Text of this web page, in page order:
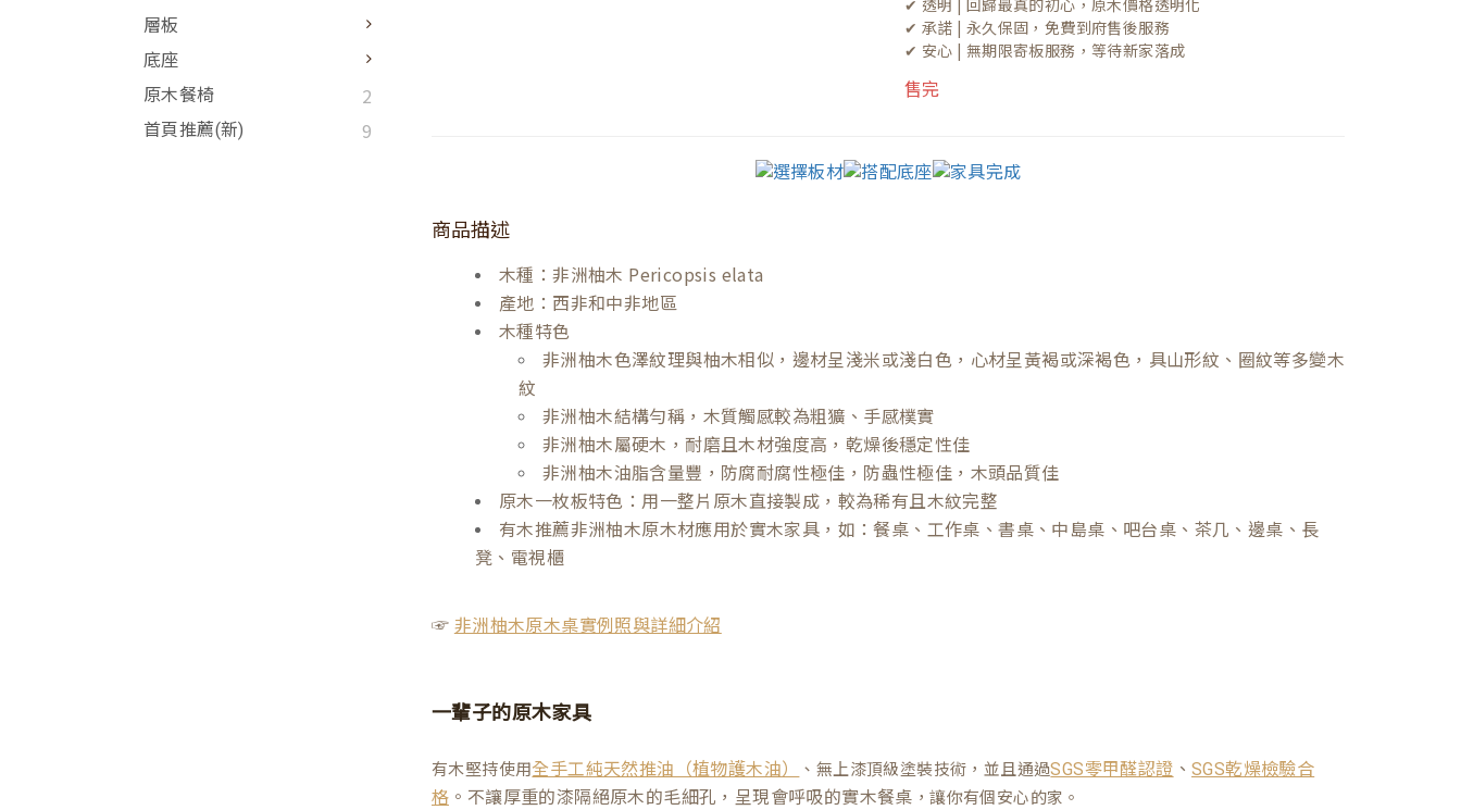
層板
底座
原木餐椅
2
首頁推薦(新) 9
✔ 透明 | 回歸最真的初心，原木價格透明化
✔ 承諾 | 永久保固，免費到府售後服務
✔ 安心 | 無期限寄板服務，等待新家落成
售完
商品描述
木種：非洲柚木 Pericopsis elata
產地：西非和中非地區
木種特色
非洲柚木色澤紋理與柚木相似，邊材呈淺米或淺白色，心材呈黃褐或深褐色，具山形紋、圈紋等多變木
紋
非洲柚木結構勻稱，木質觸感較為粗獷、手感樸實
非洲柚木屬硬木，耐磨且木材強度高，乾燥後穩定性佳
非洲柚木油脂含量豐，防腐耐腐性極佳，防蟲性極佳，木頭品質佳
原木一枚板特色：用一整片原木直接製成，較為稀有且木紋完整
有木推薦非洲柚木原木材應用於實木家具，如：餐桌、工作桌、書桌、中島桌、吧台桌、茶几、邊桌、長
凳、電視櫃
☞ 非洲柚木原木桌實例照與詳細介紹
一輩子的原木家具
有木堅持使用全手工純天然推油（植物護木油） 、無上漆頂級塗裝技術，並且通過SGS零甲醛認證 、SGS乾燥檢驗合
格 。不讓厚重的漆隔絕原木的毛細孔，呈現會呼吸的實木餐桌 ，讓你有個安心的家。